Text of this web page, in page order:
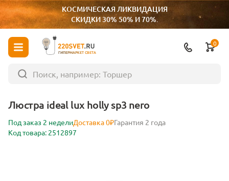
КОСМИЧЕСКАЯ ЛИКВИДАЦИЯ
СКИДКИ 30% 50% И 70%.
ГИПЕРМАРКЕТ СВЕТА
0
Люстра ideal lux holly sp3 nero
Под заказ 2 неделиДоставка 0₽Гарантия 2 года
Код товара: 2512897